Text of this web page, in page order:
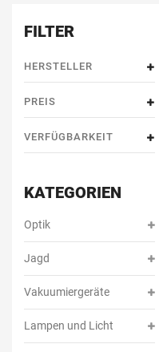
FILTER
HERSTELLER
PREIS
VERFÜGBARKEIT
KATEGORIEN
Optik
Jagd
Vakuumiergeräte
Lampen und Licht